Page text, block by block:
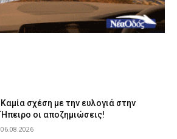
Καμία σχέση με την ευλογιά στην
Ήπειρο οι αποζημιώσεις!
06.08.2026